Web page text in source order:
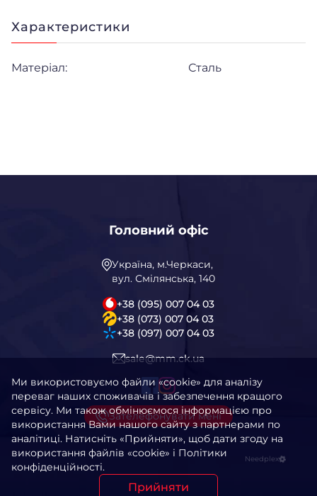
Характеристики
Матеріал: Сталь
Головний офіс
Україна, м.Черкаси,
вул. Смілянська, 140
+38 (095) 007 04 03
+38 (073) 007 04 03
+38 (097) 007 04 03
sale@mm.ck.ua
Зателефонувати мені
Needplex
Ми використовуємо файли «cookie» для аналізу
переваг наших споживачів і забезпечення кращого
сервісу. Ми також обмінюємося інформацією про
використання Вами нашого сайту з партнерами по
аналітиці. Натисніть «Прийняти», щоб дати згоду на
використання файлів «cookie» і Політики
конфіденційності.
Прийняти